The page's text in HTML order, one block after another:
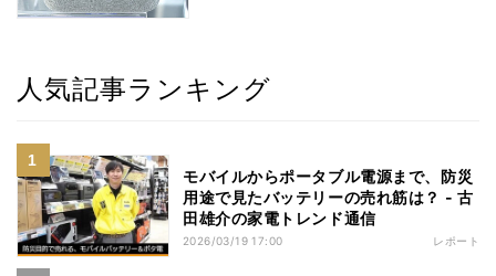
人気記事ランキング
モバイルからポータブル電源まで、防災
用途で見たバッテリーの売れ筋は？ - 古
田雄介の家電トレンド通信
2026/03/19 17:00 レポート